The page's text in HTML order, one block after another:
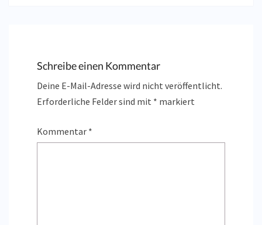
Schreibe einen Kommentar
Deine E-Mail-Adresse wird nicht veröffentlicht.
Erforderliche Felder sind mit * markiert
Kommentar *